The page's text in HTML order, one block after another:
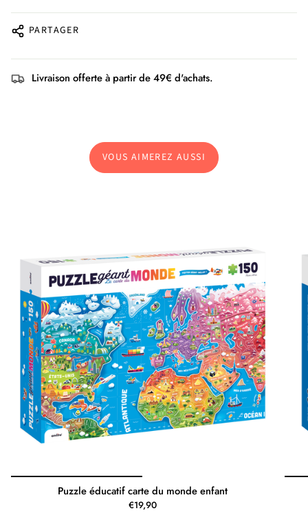
PARTAGER
Livraison offerte à partir de 49€ d'achats.
VOUS AIMEREZ AUSSI
Puzzle éducatif carte du monde enfant
€19,90